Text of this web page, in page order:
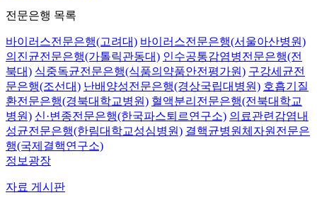
전문은행 목록
바이러스전문은행(고려대) 바이러스전문은행(서울아산병원)
의진균전문은행(가톨릭관동대) 인수공통감염병전문은행(전
북대) 식중독균전문은행(식품의약품안전평가원) 구강세균전
문은행(조선대) 난배양성전문은행(경상국립대병원) 호흡기질
환전문은행(경북대학교병원) 혈액분리전문은행(전북대학교
병원) 신·변종전문은행(한국파스퇴르연구소) 의료관련감염내
성균전문은행(한림대학교성심병원) 결핵균병원체자원전문은
행(국제결핵연구소)
정보광장
자료 게시판